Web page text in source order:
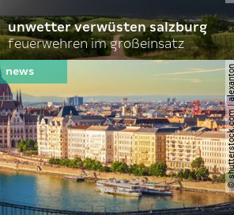
unwetter verwüsten salzburg
feuerwehren im großeinsatz
©